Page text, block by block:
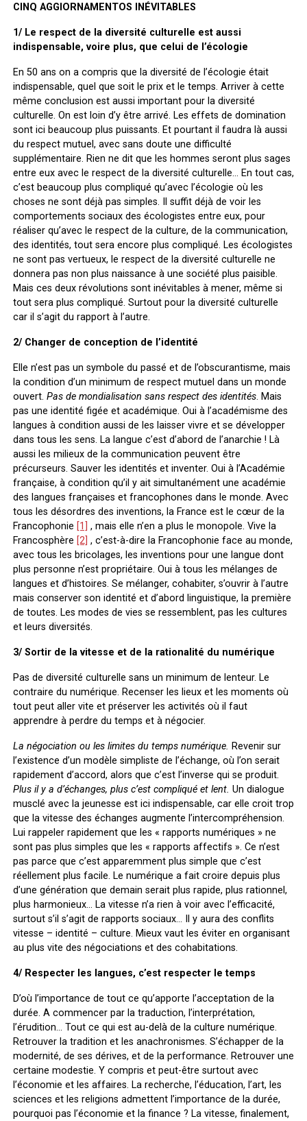
CINQ AGGIORNAMENTOS INÉVITABLES
1/ Le respect de la diversité culturelle est aussi
indispensable, voire plus, que celui de l’écologie
En 50 ans on a compris que la diversité de l’écologie était
indispensable, quel que soit le prix et le temps. Arriver à cette
même conclusion est aussi important pour la diversité
culturelle. On est loin d’y être arrivé. Les effets de domination
sont ici beaucoup plus puissants. Et pourtant il faudra là aussi
du respect mutuel, avec sans doute une difficulté
supplémentaire. Rien ne dit que les hommes seront plus sages
entre eux avec le respect de la diversité culturelle… En tout cas,
c’est beaucoup plus compliqué qu’avec l’écologie où les
choses ne sont déjà pas simples. Il suffit déjà de voir les
comportements sociaux des écologistes entre eux, pour
réaliser qu’avec le respect de la culture, de la communication,
des identités, tout sera encore plus compliqué. Les écologistes
ne sont pas vertueux, le respect de la diversité culturelle ne
donnera pas non plus naissance à une société plus paisible.
Mais ces deux révolutions sont inévitables à mener, même si
tout sera plus compliqué. Surtout pour la diversité culturelle
car il s’agit du rapport à l’autre.
2/ Changer de conception de l’identité
Elle n’est pas un symbole du passé et de l’obscurantisme, mais
la condition d’un minimum de respect mutuel dans un monde
ouvert. Pas de mondialisation sans respect des identités. Mais
pas une identité figée et académique. Oui à l’académisme des
langues à condition aussi de les laisser vivre et se développer
dans tous les sens. La langue c’est d’abord de l’anarchie ! Là
aussi les milieux de la communication peuvent être
précurseurs. Sauver les identités et inventer. Oui à l’Académie
française, à condition qu’il y ait simultanément une académie
des langues françaises et francophones dans le monde. Avec
tous les désordres des inventions, la France est le cœur de la
Francophonie [1]
, mais elle n’en a plus le monopole. Vive la
Francosphère [2] , c’est-à-dire la Francophonie face au monde,
avec tous les bricolages, les inventions pour une langue dont
plus personne n’est propriétaire. Oui à tous les mélanges de
langues et d’histoires. Se mélanger, cohabiter, s’ouvrir à l’autre
mais conserver son identité et d’abord linguistique, la première
de toutes. Les modes de vies se ressemblent, pas les cultures
et leurs diversités.
3/ Sortir de la vitesse et de la rationalité du numérique
Pas de diversité culturelle sans un minimum de lenteur. Le
contraire du numérique. Recenser les lieux et les moments où
tout peut aller vite et préserver les activités où il faut
apprendre à perdre du temps et à négocier.
La négociation ou les limites du temps numérique. Revenir sur
l’existence d’un modèle simpliste de l’échange, où l’on serait
rapidement d’accord, alors que c’est l’inverse qui se produit.
Plus il y a d’échanges, plus c’est compliqué et lent. Un dialogue
musclé avec la jeunesse est ici indispensable, car elle croit trop
que la vitesse des échanges augmente l’intercompréhension.
Lui rappeler rapidement que les « rapports numériques » ne
sont pas plus simples que les « rapports affectifs ». Ce n’est
pas parce que c’est apparemment plus simple que c’est
réellement plus facile. Le numérique a fait croire depuis plus
d’une génération que demain serait plus rapide, plus rationnel,
plus harmonieux… La vitesse n’a rien à voir avec l’efficacité,
surtout s’il s’agit de rapports sociaux… Il y aura des conflits
vitesse – identité – culture. Mieux vaut les éviter en organisant
au plus vite des négociations et des cohabitations.
4/ Respecter les langues, c’est respecter le temps
D’où l’importance de tout ce qu’apporte l’acceptation de la
durée. A commencer par la traduction, l’interprétation,
l’érudition… Tout ce qui est au-delà de la culture numérique.
Retrouver la tradition et les anachronismes. S’échapper de la
modernité, de ses dérives, et de la performance. Retrouver une
certaine modestie. Y compris et peut-être surtout avec
l’économie et les affaires. La recherche, l’éducation, l’art, les
sciences et les religions admettent l’importance de la durée,
pourquoi pas l’économie et la finance ? La vitesse, finalement,